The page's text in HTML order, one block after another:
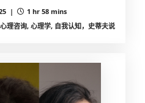
|
1 hr 58 mins
理咨询, 心理学, 自我认知，史蒂夫说